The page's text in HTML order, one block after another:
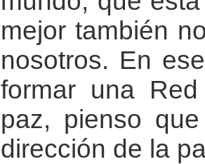
mejor también
nosotros. En
formar una
paz, pienso
dirección de la